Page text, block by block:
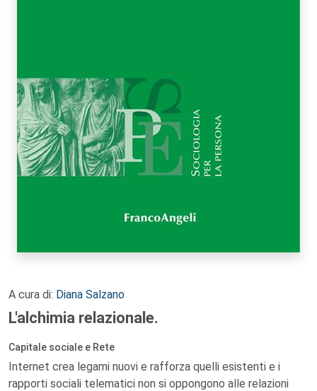
A cura di: Diana Salzano
L'alchimia relazionale.
Capitale sociale e Rete
Internet crea legami nuovi e rafforza quelli esistenti e i
rapporti sociali telematici non si oppongono alle relazioni